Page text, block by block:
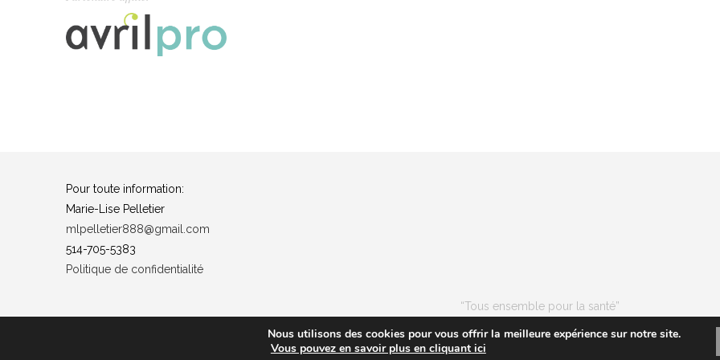
Pour toute information:
Marie-Lise Pelletier
mlpelletier888@gmail.com
514-705-5383
Politique de confidentialité
“Tous ensemble pour la santé”
Les entrées pour les événements ne sont pas remboursables
Nous utilisons des cookies pour vous offrir la meilleure expérience sur notre site.
Vous pouvez en savoir plus en cliquant ici